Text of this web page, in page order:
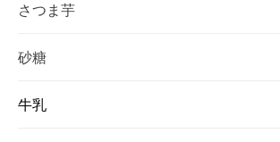
さつま芋
砂糖
牛乳